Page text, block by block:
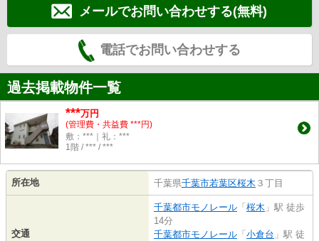
メールでお問い合わせする(無料)
電話でお問い合わせする
過去掲載物件一覧
***万円
(管理費・共益費 ***円)
敷：***｜礼：***
1階 / *** / ***
所在地 千葉県千葉市若葉区桜木 ３丁目
交通
千葉都市モノレール 「 桜木 」駅 徒歩
14分
千葉都市モノレール 「 小倉台 」駅 徒